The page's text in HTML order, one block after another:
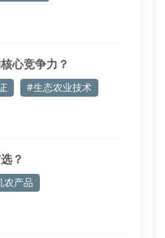
心竞争力？
#生态农业技术
？
农产品